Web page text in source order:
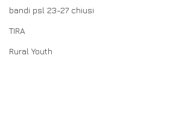
bandi psl 23-27 chiusi
TIRA
Rural Youth